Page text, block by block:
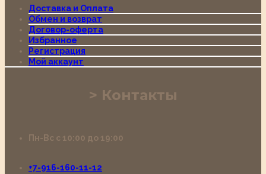
Доставка и Оплата
Обмен и возврат
Договор-оферта
Избранное
Регистрация
Мой аккаунт
Контакты
Пн-Вс с 10:00 до 19:00
+7-916-160-11-12